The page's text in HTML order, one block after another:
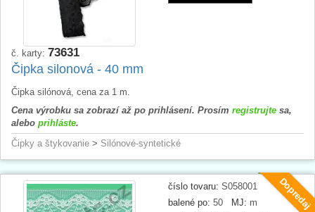
č. karty: 73631
Čipka silonová - 40 mm
Čipka silónová, cena za 1 m.
Cena výrobku sa zobrazí až po prihlásení. Prosím registrujte sa,
alebo prihláste.
Čipky a štykovanie > Silónové-syntetické
Dopredaj
číslo tovaru: S058001
balené po: 50 MJ: m